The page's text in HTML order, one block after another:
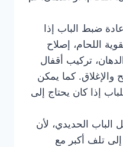
ضبط الباب إذا
اللحام، إصلاح
تركيب أقفال
والإغلاق. كما يمكن
إذا كان يحتاج إلى
الحديدي، لأن
تلف أكبر مع